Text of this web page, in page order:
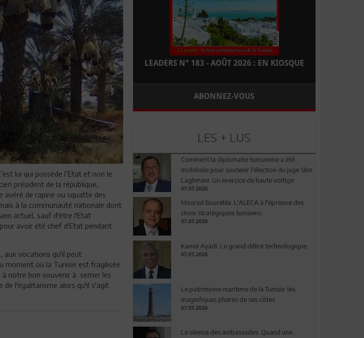
lui qui possède l’Etat et non le
président de la république,
avéré de rapine ou squatte des
à la communauté nationale dont
actuel, sauf d'être l'Etat
avoir été chef d'Etat pendant
aux vocations qu'il peut
moment où la Tunisie est fragilisée
notre bon souvenir à semer les
de l'égalitarisme alors qu'il s'agit
LEADERS N° 183 - AOÛT 2026 : EN KIOSQUE
ABONNEZ-VOUS
LES + LUS
Comment la diplomatie tunisienne a été
mobilisée pour soutenir l'élection du juge Slim
Laghmani: Un exercice de haute voltige
07.07.2026
Mourad Bourehla: L'ALECA à l'épreuve des
choix stratégiques tunisiens
07.07.2026
Kamel Ayadi: Le grand délire technologique
07.07.2026
Le patrimoine maritime de la Tunisie: les
magnifiques phares de ses côtes
07.07.2026
Le silence des ambassades: Quand une